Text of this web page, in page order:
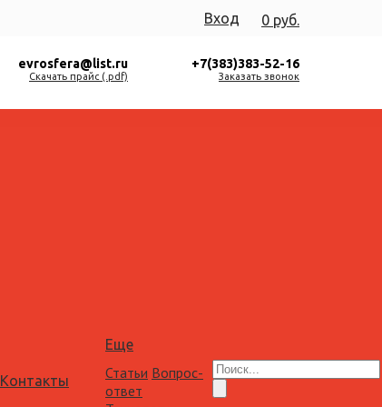
0 руб.
Вход
evrosfera@list.ru
Скачать прайс (.pdf)
+7(383)383-52-16
Заказать звонок
Контакты
Еще
Статьи Вопрос-
ответ